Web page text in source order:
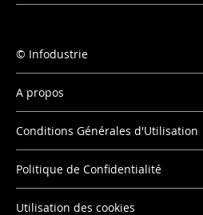
Infodustrie
A propos
Conditions Générales d'Utilisation
Politique de Confidentialité
Utilisation des cookies